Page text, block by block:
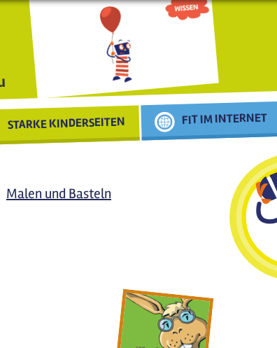
STARKE KINDERSEITEN FIT IM INTERNET
Malen und Basteln